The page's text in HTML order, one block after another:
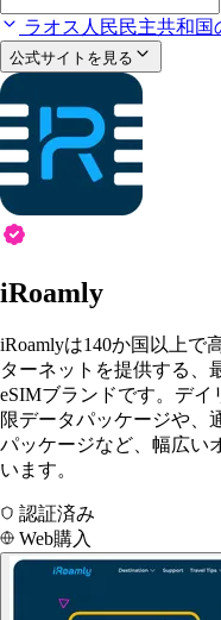
ラオス人民民主共和国
公式サイトを見る
iRoamly
iRoamlyは140か国以上で
ターネットを提供する、
eSIMブランドです。デイ
限データパッケージや、
パッケージなど、幅広い
います。
認証済み
Web購入